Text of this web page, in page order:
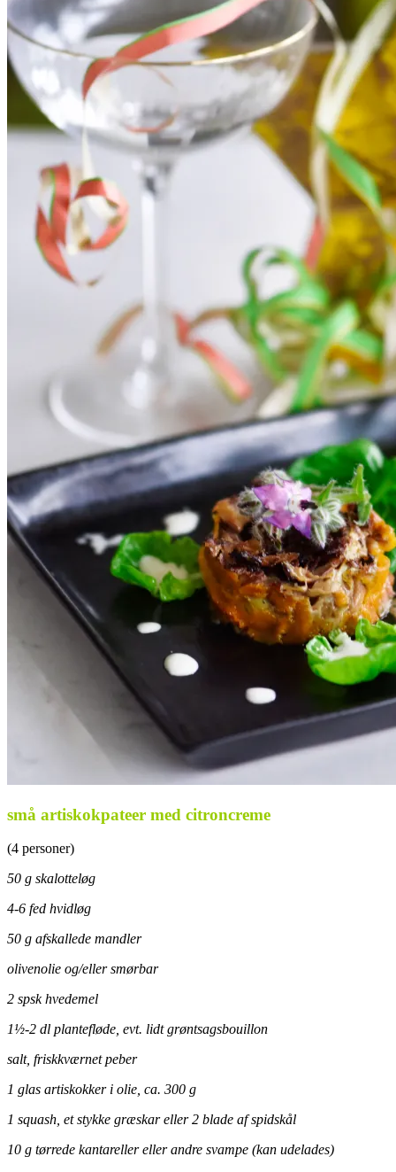
små artiskokpateer med citroncreme
(4 personer)
50 g skalotteløg
4-6 fed hvidløg
50 g afskallede mandler
olivenolie og/eller smørbar
2 spsk hvedemel
1½-2 dl plantefløde, evt. lidt grøntsagsbouillon
salt, friskkværnet peber
1 glas artiskokker i olie, ca. 300 g
1 squash, et stykke græskar eller 2 blade af spidskål
10 g tørrede kantareller eller andre svampe (kan udelades)